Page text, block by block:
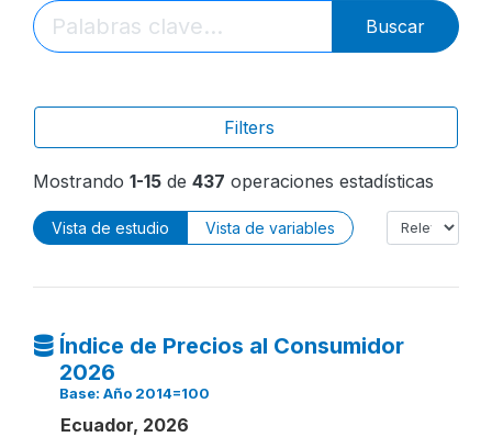
Buscar
Filters
Mostrando 1-15 de 437 operaciones estadísticas
Vista de estudio Vista de variables
Índice de Precios al Consumidor
2026
Base: Año 2014=100
Ecuador, 2026